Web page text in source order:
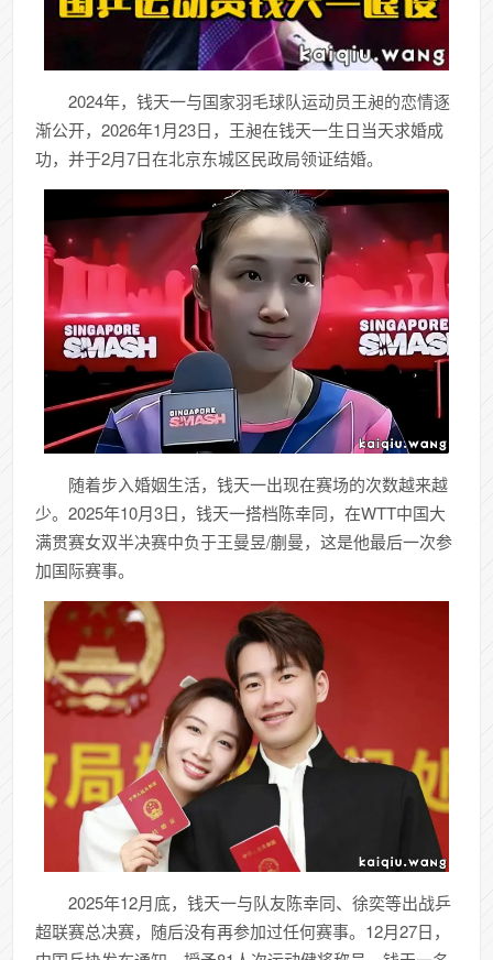
‌2024年，钱天一与国家羽毛球队运动员王昶的恋情逐
渐公开，‌2026年1月23日，王昶在钱天一生日当天求婚成
功，并于2月7日在北京东城区民政局领证结婚‌。
随着步入婚姻生活，钱天一出现在赛场的次数越来越
少。2025年10月3日，钱天一搭档陈幸同，在WTT中国大
满贯赛女双半决赛中负于王曼昱/蒯曼，这是他最后一次参
加国际赛事。
2025年12月底，钱天一与队友陈幸同、徐奕等出战乒
超联赛总决赛，随后没有再参加过任何赛事。12月27日，